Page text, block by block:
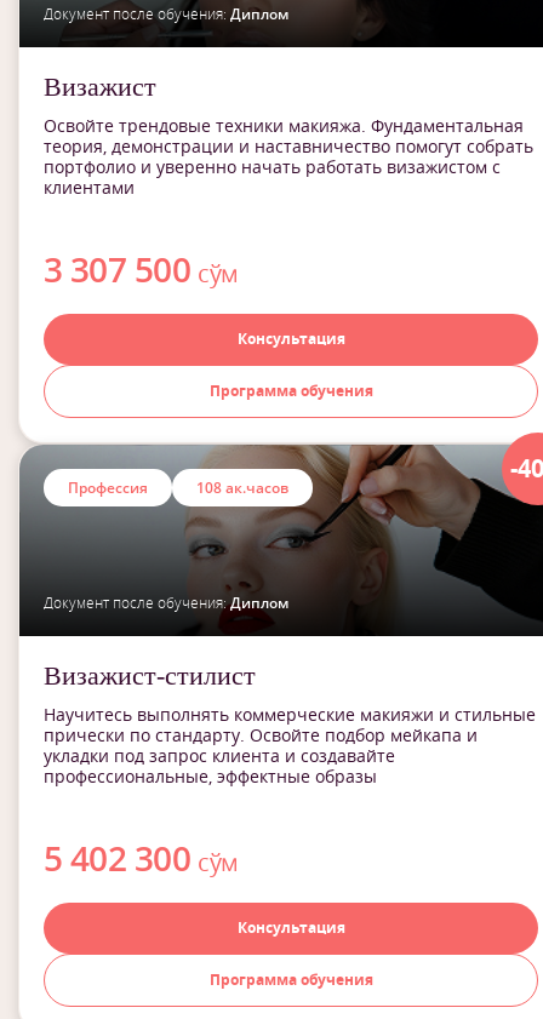
Документ после обучения: Диплом
Визажист
Освойте трендовые техники макияжа. Фундаментальная
теория, демонстрации и наставничество помогут собрать
портфолио и уверенно начать работать визажистом с
клиентами
3 307 500 сўм
Консультация
Программа обучения
-
Профессия 108 ак.часов
Документ после обучения:Диплом
Визажист-стилист
Научитесь выполнять коммерческие макияжи и стильные
прически по стандарту. Освойте подбор мейкапа и
укладки под запрос клиента и создавайте
профессиональные, эффектные образы
5 402 300 сўм
Консультация
Программа обучения